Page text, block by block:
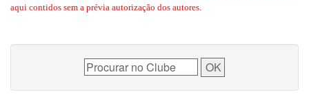
aqui contidos sem a prévia autorização dos autores.